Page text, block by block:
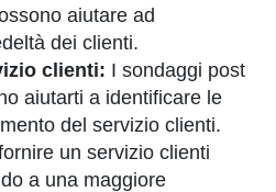
aiutare ad
dei clienti.
clienti: I sondaggi post
aiutarti a identificare le
del servizio clienti.
un servizio clienti
a una maggiore